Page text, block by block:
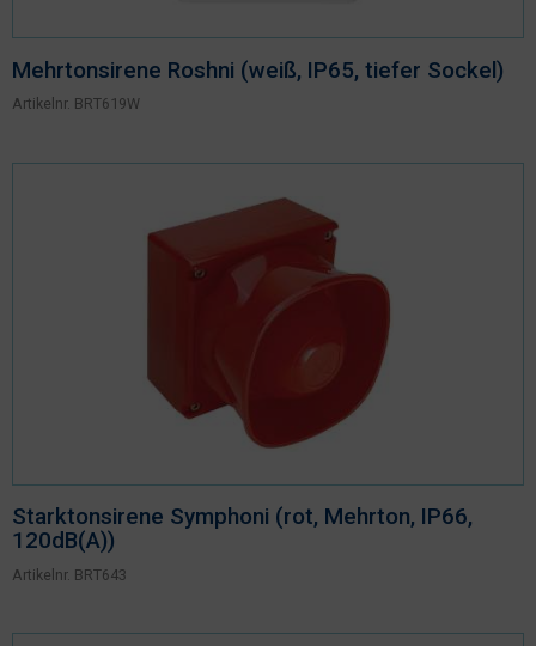
Mehrtonsirene Roshni (weiß, IP65, tiefer Sockel)
Artikelnr. BRT619W
Starktonsirene Symphoni (rot, Mehrton, IP66,
120dB(A))
Artikelnr. BRT643